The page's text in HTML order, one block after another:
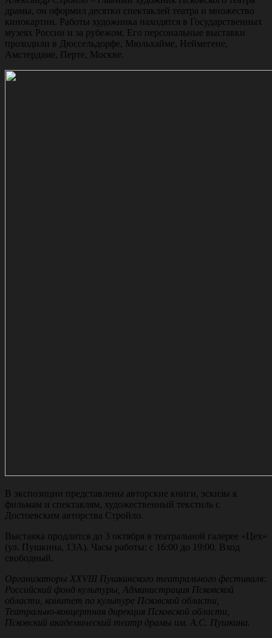
драмы, он оформил десятки спектаклей театра и множество
кинокартин. Работы художника находятся в Государственных
музеях России и за рубежом. Его персональные выставки
проходили в Дюссельдорфе, Мюльхайме, Неймегене,
Амстердаме, Перте, Москве.
В экспозиции представлены авторские книги, эскизы к
фильмам и спектаклям, художественный текстиль с
Достоевским авторства Стройло.
Выставка продлится до 3 октября в театральной галерее «Цех»
(ул. Пушкина, 13А). Часы работы: с 16:00 до 19:00. Вход
свободный.
Организаторы XXVIII Пушкинского театрального фестиваля:
Российский фонд культуры, Администрация Псковской
области, комитет по культуре Псковской области,
Театрально-концертная дирекция Псковской области,
Псковский академический театр драмы им. А.С. Пушкина.